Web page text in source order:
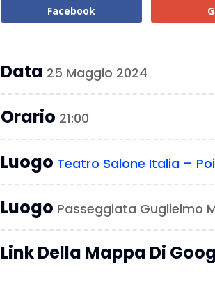
Facebook
Data 25 Maggio 2024
Orario 21:00
Luogo Teatro Salone Italia –
Luogo Passeggiata Guglielmo
Link Della Mappa Di